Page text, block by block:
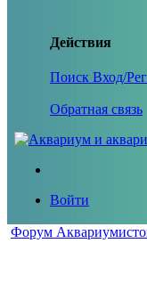
Действия
Поиск Вход/
Обратная связь
Войти
Форум